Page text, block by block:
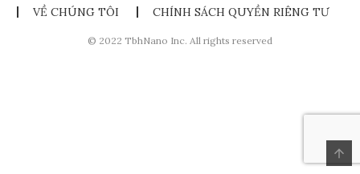
VỀ CHÚNG TÔI
CHÍNH SÁCH QUYỀN RIÊNG TƯ
© 2022 TbhNano Inc. All rights reserved